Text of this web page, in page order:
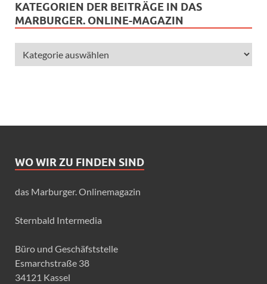
KATEGORIEN DER BEITRÄGE IN DAS
MARBURGER. ONLINE-MAGAZIN
WO WIR ZU FINDEN SIND
das Marburger. Onlinemagazin
Sternbald Intermedia
Büro und Geschäfststelle
Esmarchstraße 38
34121 Kassel